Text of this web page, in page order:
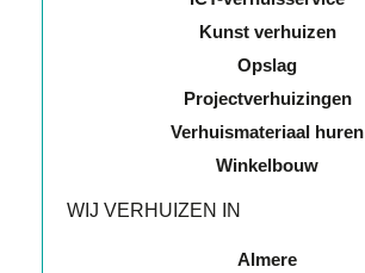
Kunst verhuizen
Opslag
Projectverhuizingen
Verhuismateriaal huren
Winkelbouw
WIJ VERHUIZEN IN
Almere